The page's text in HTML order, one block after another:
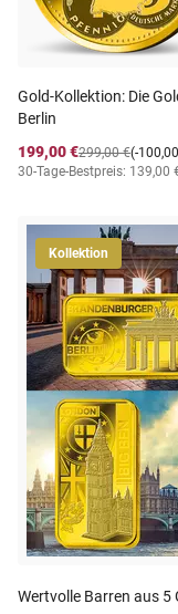
Gold-Kollektion: Die
Berlin
199,00 €
(-
299,00 €
30-Tage-Bestpreis: 139,00
Kollektion
Wertvolle Barren aus 5